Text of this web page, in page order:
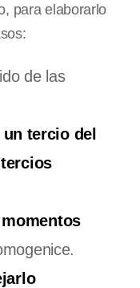
para elaborarlo
de las
tercio del